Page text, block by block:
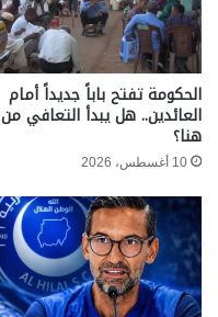
الحكومة تفتح باباً جديداً أمام
العائدين.. هل يبدأ التعافي من
هنا؟
10 أغسطس، 2026